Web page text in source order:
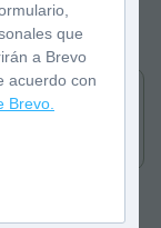
que
a Brevo
acuerdo con
Brevo.